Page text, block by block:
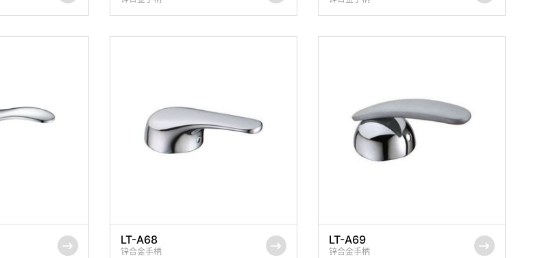
LT-A68
锌合金手柄
LT-A69
锌合金手柄